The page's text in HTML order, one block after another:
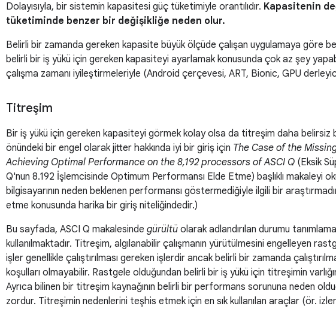
Dolayısıyla, bir sistemin kapasitesi güç tüketimiyle orantılıdır. Kapasitenin
tüketiminde benzer bir değişikliğe neden olur.
Belirli bir zamanda gereken kapasite büyük ölçüde çalışan uygulamaya göre
belirli bir iş yükü için gereken kapasiteyi ayarlamak konusunda çok az şey
çalışma zamanı iyileştirmeleriyle (Android çerçevesi, ART, Bionic, GPU
Titreşim
Bir iş yükü için gereken kapasiteyi görmek kolay olsa da titreşim daha belirsiz
önündeki bir engel olarak jitter hakkında iyi bir giriş için The Case of the
Achieving Optimal Performance on the 8,192 processors of ASCI Q (Eksik
Q'nun 8.192 İşlemcisinde Optimum Performansı Elde Etme) başlıklı makaleyi
bilgisayarının neden beklenen performansı göstermediğiyle ilgili bir
etme konusunda harika bir giriş niteliğindedir.)
Bu sayfada, ASCI Q makalesinde gürültü olarak adlandırılan durumu
kullanılmaktadır. Titreşim, algılanabilir çalışmanın yürütülmesini engelleyen
işler genellikle çalıştırılması gereken işlerdir ancak belirli bir zamanda
koşulları olmayabilir. Rastgele olduğundan belirli bir iş yükü için titreşimin
Ayrıca bilinen bir titreşim kaynağının belirli bir performans sorununa neden
zordur. Titreşimin nedenlerini teşhis etmek için en sık kullanılan araçlar (ör.